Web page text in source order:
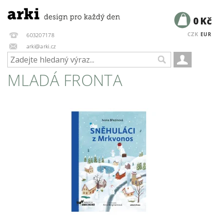
603207178
arki@arki.cz
CZK EUR
0 Kč
MLADÁ FRONTA